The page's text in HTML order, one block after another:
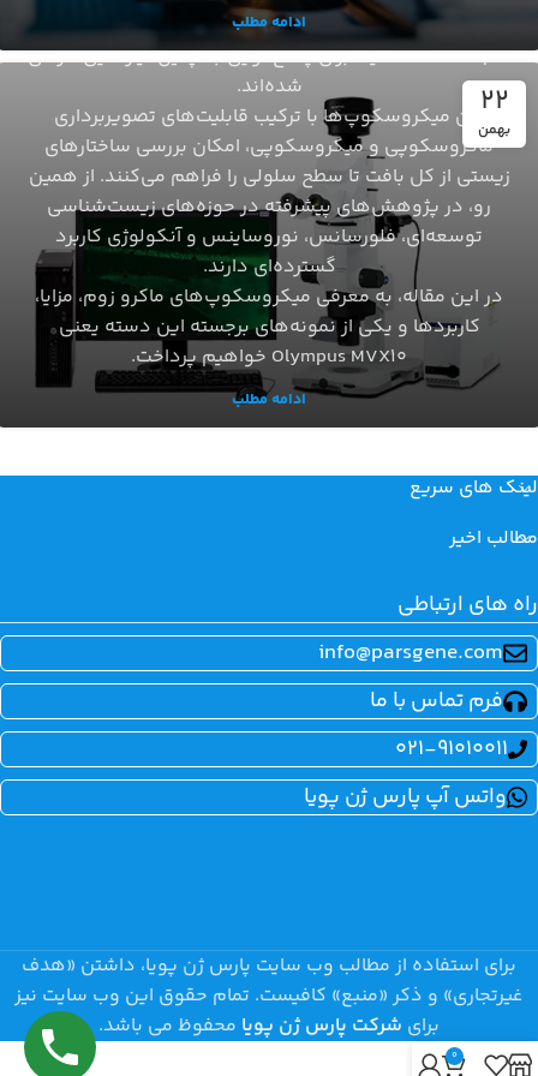
ادامه مطلب
22
بهمن
باشد. میکروسکوپ‌های ماکروزوم زوم (Macro Zoom
Microscopes)دقیقاً برای پاسخ‌گویی به چنین نیازهایی طراحی
شده‌اند.
این میکروسکوپ‌ها با ترکیب قابلیت‌های تصویربرداری
ماکروسکوپی و میکروسکوپی، امکان بررسی ساختارهای
زیستی از کل بافت تا سطح سلولی را فراهم می‌کنند. از همین
رو، در پژوهش‌های پیشرفته در حوزه‌های زیست‌شناسی
توسعه‌ای، فلورسانس، نوروساینس و آنکولوژی کاربرد
گسترده‌ای دارند.
در این مقاله، به معرفی میکروسکوپ‌های ماکرو زوم، مزایا،
کاربردها و یکی از نمونه‌های برجسته این دسته یعنی
Olympus MVX10 خواهیم پرداخت.
ادامه مطلب
لینک های سریع
مطالب اخیر
راه های ارتباطی
info@parsgene.com
فرم تماس با ما
021-91010011
واتس آپ پارس ژن پویا
برای استفاده از مطالب وب سایت پارس ژن پویا، داشتن «هدف
غیرتجاری» و ذکر «منبع» کافیست. تمام حقوق اين وب سايت نیز
برای شرکت پارس ژن پویا محفوظ می باشد.
0